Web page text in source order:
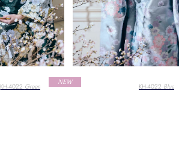
KH-4022 Green NEW KH-4022 Blue